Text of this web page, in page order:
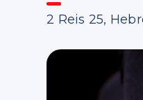
2 Reis 25,